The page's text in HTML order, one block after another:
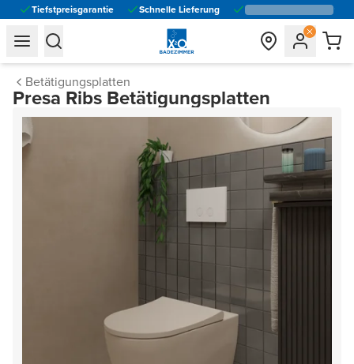
Tiefstpreisgarantie Schnelle Lieferung
general.navigation.toggle_menu.label
general.navigation.toggle_menu.label
Betätigungsplatten
Presa Ribs Betätigungsplatten